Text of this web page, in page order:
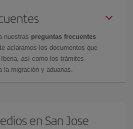
nuestras preguntas frecuentes
aclaramos los documentos que
así como los trámites
migración y aduanas.
en San Jose